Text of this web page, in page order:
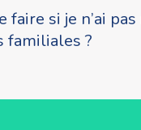
faire si je n’ai
familiales ?